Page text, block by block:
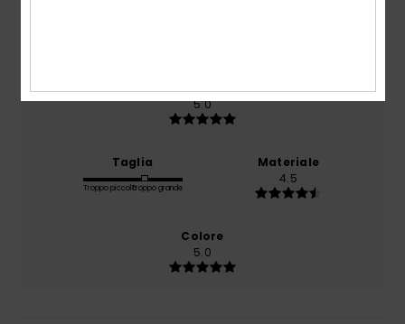
Rapporto qualità-prezzo
5.0
Taglia
Troppo piccoloTroppo grande
Materiale
4.5
Colore
5.0